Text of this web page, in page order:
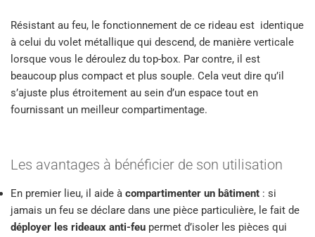
Résistant au feu, le fonctionnement de ce rideau est identique
à celui du volet métallique qui descend, de manière verticale
lorsque vous le déroulez du top-box. Par contre, il est
beaucoup plus compact et plus souple. Cela veut dire qu’il
s’ajuste plus étroitement au sein d’un espace tout en
fournissant un meilleur compartimentage.
Les avantages à bénéficier de son utilisation
En premier lieu, il aide à compartimenter un bâtiment : si
jamais un feu se déclare dans une pièce particulière, le fait de
déployer les rideaux anti-feu permet d’isoler les pièces qui